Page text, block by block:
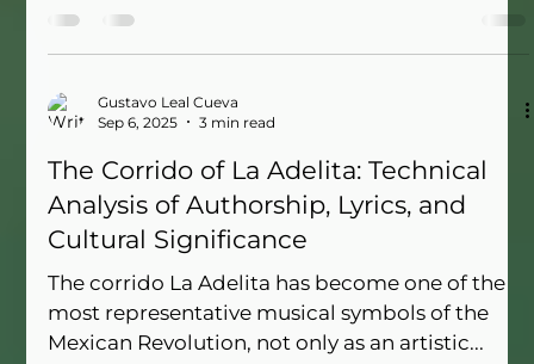
in the Corrido La Adelita
El uso de la palabra melitar en el corrido de La
oralidad popular de la Revolución Mexicana.
cultural de la época, preservada en la
transmisión oral del corrido. Su análisis técnico
permite entender cómo el lenguaje popular
aporta valor etnográfico a la música
revolucionaria.
Gustavo Leal Cueva
The Corrido of La Adelita: Technical
Analysis of Authorship, Lyrics, and